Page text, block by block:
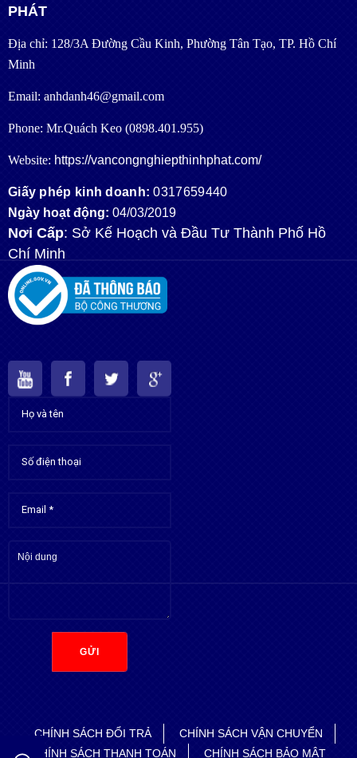
PHÁT
Địa chỉ: 128/3A Đường Cầu Kinh, Phường Tân Tạo, TP. Hồ Chí
Minh
Email: anhdanh46@gmail.com
Phone: Mr.Quách Keo (0898.401.955)
Website: https://vancongnghiepthinhphat.com/
Giấy phép kinh doanh: 0317659440
Ngày hoạt động: 04/03/2019
Nơi Cấp: Sở Kế Hoạch và Đầu Tư Thành Phố Hồ
Chí Minh
GỬI
CHÍNH SÁCH ĐỔI TRẢ
CHÍNH SÁCH VẬN CHUYỂN
CHÍNH SÁCH THANH TOÁN
CHÍNH SÁCH BẢO MẬT